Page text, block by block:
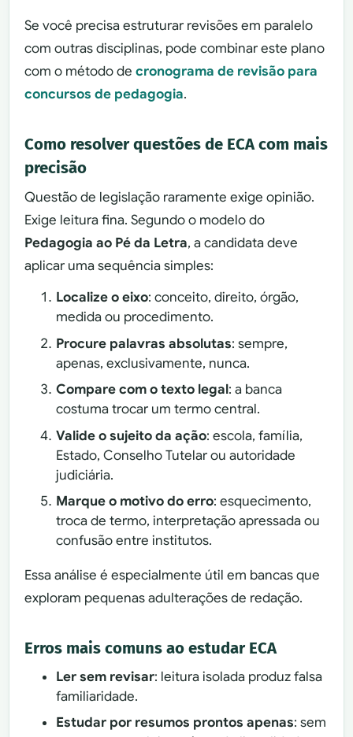
Se você precisa estruturar revisões em paralelo
com outras disciplinas, pode combinar este plano
com o método decronograma de revisão para
concursos de pedagogia.
Como resolver questões de ECA com mais
precisão
Questão de legislação raramente exige opinião.
Exige leitura fina. Segundo o modelo do
Pedagogia ao Pé da Letra, a candidata deve
aplicar uma sequência simples:
Localize o eixo: conceito, direito, órgão,
medida ou procedimento.
Procure palavras absolutas: sempre,
apenas, exclusivamente, nunca.
Compare com o texto legal: a banca
costuma trocar um termo central.
Valide o sujeito da ação: escola, família,
Estado, Conselho Tutelar ou autoridade
judiciária.
Marque o motivo do erro: esquecimento,
troca de termo, interpretação apressada ou
confusão entre institutos.
Essa análise é especialmente útil em bancas que
exploram pequenas adulterações de redação.
Erros mais comuns ao estudar ECA
Ler sem revisar: leitura isolada produz falsa
familiaridade.
Estudar por resumos prontos apenas: sem